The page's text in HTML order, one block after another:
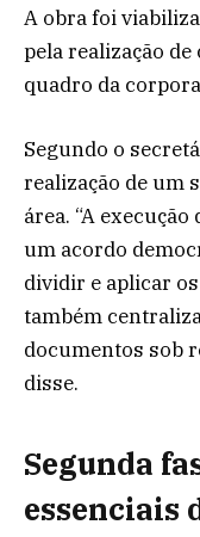
A obra foi
pela realização
quadro da
Segundo o
realização de um
área. “A
um acordo
dividir e aplicar
também
documentos sob
disse.
Segunda
essenciais